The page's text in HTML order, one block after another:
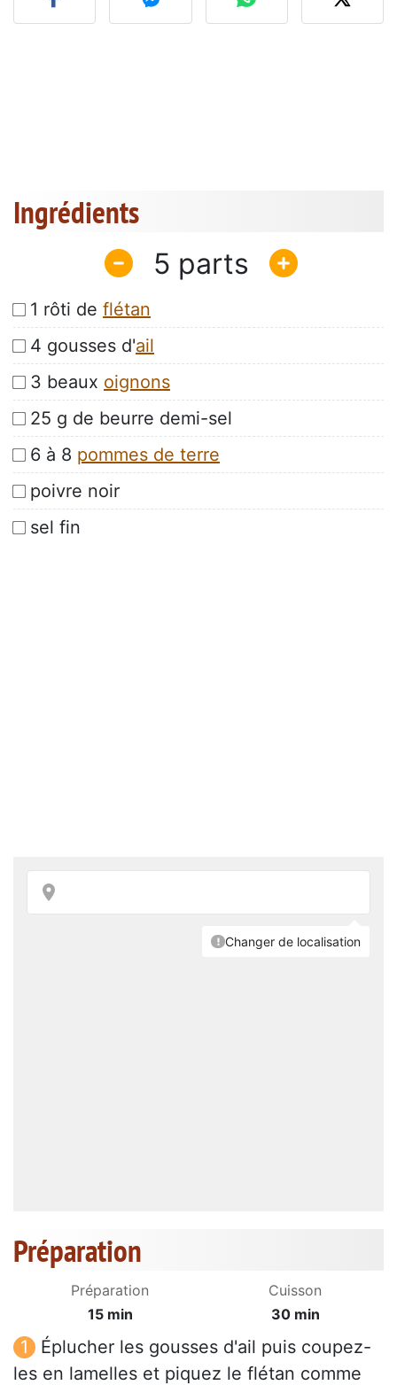
Ingrédients
5
1 rôti de flétan
4 gousses d'ail
3 beaux oignons
25 g de beurre demi-sel
6 à 8 pommes de terre
poivre noir
sel fin
Préparation
Préparation
15 min
Cuisson
30 min
Éplucher les gousses d'ail puis coupez-
les en lamelles et piquez le flétan comme